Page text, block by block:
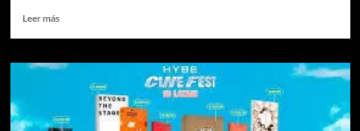
Leer másLeer
ROSÉ
álbum